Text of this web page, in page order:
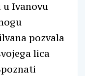
u Ivanovu
pozvala
lica